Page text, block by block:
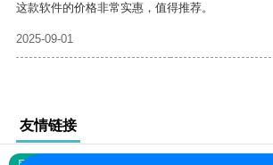
这款软件的价格非常实惠，值得推荐。
2025-09-01
友情链接